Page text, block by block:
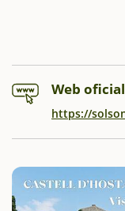
Web oficial